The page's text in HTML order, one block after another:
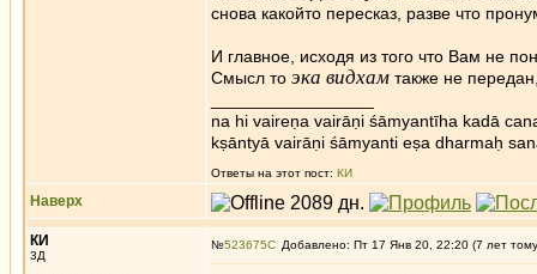
снова какойто пересказ, разве что
И главное, исходя из того что Вам не
Смысл то эка видхам также не
na hi vaireṇa vairāṇi śāmyantīha kadā
kṣāntyā vairāṇi śāmyanti eṣa dharmaḥ
Ответы на этот пост: КИ
Наверх
КИ
3Д
№523675 Добавлено: Пт 17 Янв 20, 22:20 (7 лет